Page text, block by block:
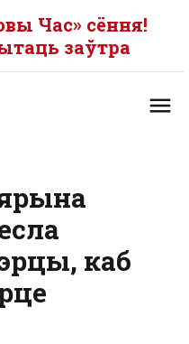
Час» сёння!
заўтра
каб